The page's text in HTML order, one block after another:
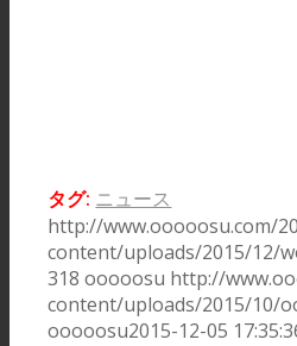
タグ: ニュース
http://www.ooooosu.com/
content/uploads/2015/12/
318 ooooosu http://
content/uploads/2015/10/
ooooosu2015-12-05